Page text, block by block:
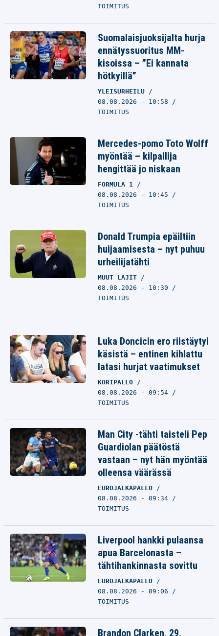
TOIMITUS
Suomalaisjuoksijalta hurja
ennätyssuoritus MM-
kisoissa – ”Ei kannata
hötkyillä”
YLEISURHEILU
08.08.2026 - 10:58
TOIMITUS
Mercedes-pomo Toto Wolff
myöntää – kilpailija
hengittää jo niskaan
FORMULA 1
08.08.2026 - 10:45
TOIMITUS
Donald Trumpia epäiltiin
huijaamisesta – nyt puhuu
urheilijatähti
MUUT LAJIT
08.08.2026 - 10:30
TOIMITUS
Luka Doncicin ero riistäytyi
käsistä – entinen kihlattu
latasi hurjat vaatimukset
KORIPALLO
08.08.2026 - 09:54
TOIMITUS
Man City -tähti taisteli Pep
Guardiolan päätöstä
vastaan – nyt hän myöntää
olleensa väärässä
EUROJALKAPALLO
08.08.2026 - 09:34
TOIMITUS
Liverpool hankki pulaansa
apua Barcelonasta –
tähtihankinnasta sovittu
EUROJALKAPALLO
08.08.2026 - 09:06
TOIMITUS
Brandon Clarken, 29,